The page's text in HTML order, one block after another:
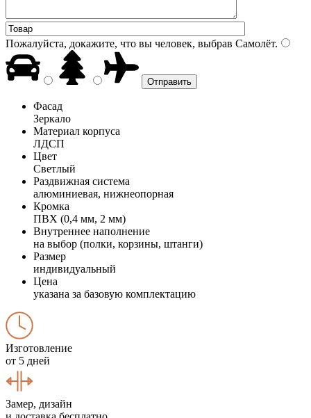
Пожалуйста, докажите, что вы человек, выбрав Самолёт.
Фасад
Зеркало
Материал корпуса
ЛДСП
Цвет
Светлый
Раздвижная система
алюминиевая, нижнеопорная
Кромка
ПВХ (0,4 мм, 2 мм)
Внутреннее наполнение
на выбор (полки, корзины, штанги)
Размер
индивидуальный
Цена
указана за базовую комплектацию
Изготовление
от 5 дней
Замер, дизайн